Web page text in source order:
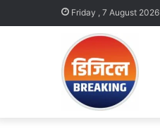
Friday , 7 August 2026